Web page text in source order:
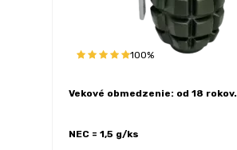
100%
Vekové obmedzenie: od 18 rokov.
NEC = 1,5 g/ks